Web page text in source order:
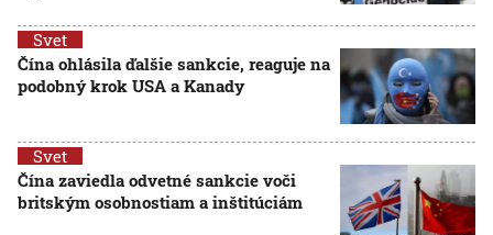
Svet
Čína ohlásila ďalšie sankcie, reaguje na
podobný krok USA a Kanady
Svet
Čína zaviedla odvetné sankcie voči
britským osobnostiam a inštitúciám